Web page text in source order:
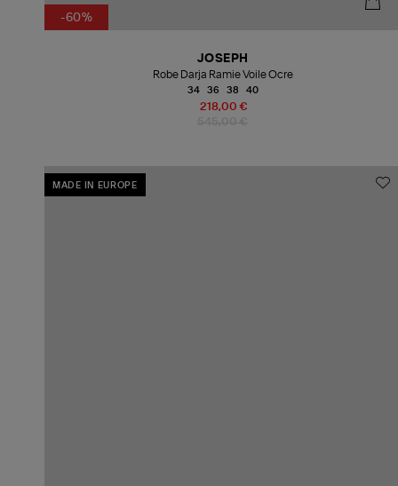
-60%
218,00 €
JOSEPH
Robe Darja Ramie Voile Ocre
34 36 38 40
MADE IN EUROPE